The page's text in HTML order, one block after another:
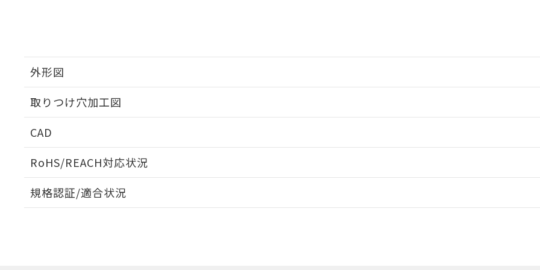
外形図
取りつけ穴加工図
CAD
RoHS/REACH対応状況
EU RoHS 注意事項・凡例
規格認証/適合状況